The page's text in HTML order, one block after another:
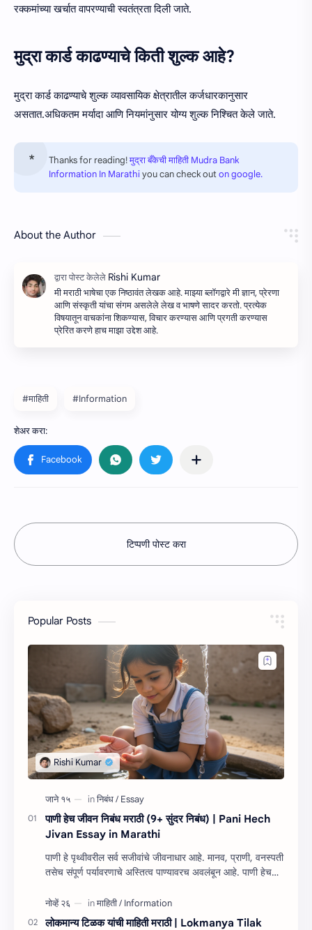
रक्कमांच्या खर्चात वापरण्याची स्वतंत्रता दिली जाते.
मुद्रा कार्ड काढण्याचे किती शुल्क आहे?
मुद्रा कार्ड काढण्याचे शुल्क व्यावसायिक क्षेत्रातील कर्जधारकानुसार
असतात.अधिकतम मर्यादा आणि नियमांनुसार योग्य शुल्क निश्चित केले जाते.
Thanks for reading!मुद्रा बँकेची माहिती Mudra Bank
Information In Marathiyou can check outon google.
About the Author
मी मराठी भाषेचा एक निष्ठावंत लेखक आहे. माझ्या ब्लॉगद्वारे मी ज्ञान, प्रेरणा
आणि संस्कृती यांचा संगम असलेले लेख व भाषणे सादर करतो. प्रत्येक
विषयातून वाचकांना शिकण्यास, विचार करण्यास आणि प्रगती करण्यास
प्रेरित करणे हाच माझा उद्देश आहे.
#माहिती #Information
टिप्पणी पोस्ट करा
Popular Posts
पाणी हेच जीवन निबंध मराठी (9+ सुंदर निबंध) | Pani Hech
Jivan Essay in Marathi
पाणी हे पृथ्वीवरील सर्व सजीवांचे जीवनाधार आहे. मानव, प्राणी, वनस्पती
तसेच संपूर्ण पर्यावरणाचे अस्तित्व पाण्यावरच अवलंबून आहे. पाणी हेच
लोकमान्य टिळक यांची माहिती मराठी | Lokmanya Tilak